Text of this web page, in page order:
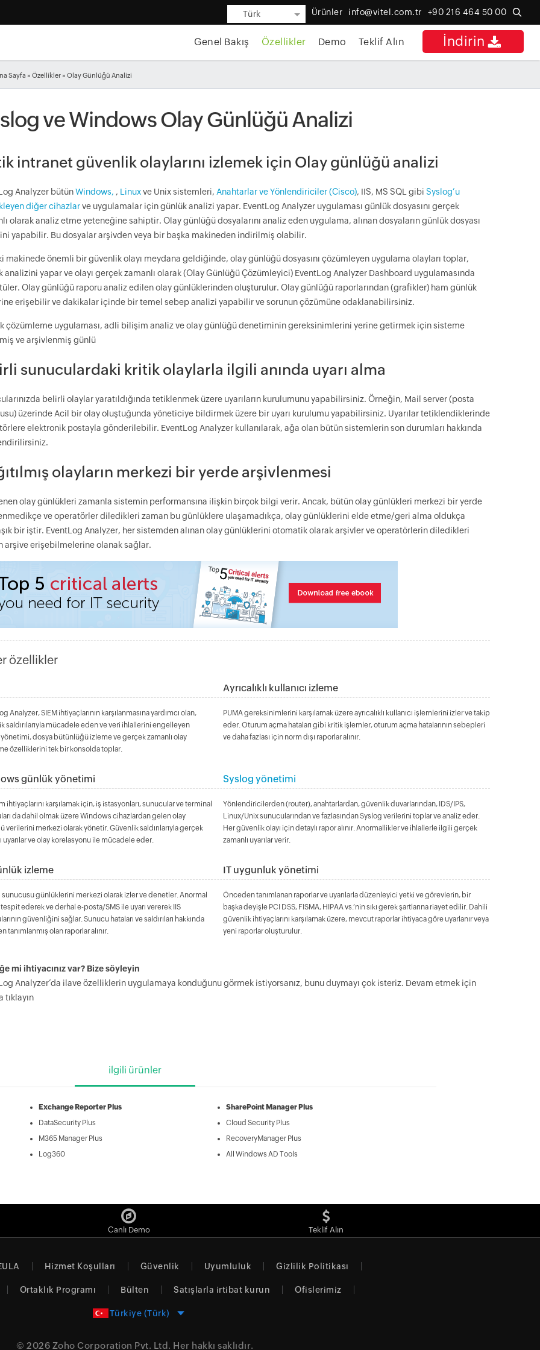
Türk Ürünler info@vitel.com.tr +90 216 464 50 00
İndirin
Genel Bakış Özellikler Demo Teklif Alın
Sayfa »Özellikler » Olay Günlüğü Analizi
ve Windows Olay Günlüğü Analizi
intranet güvenlik olaylarını izlemek için Olay günlüğü analizi
Analyzer bütünWindows, , Linuxve Unix sistemleri, Anahtarlar ve Yönlendiriciler (Cisco), IIS, MS SQL gibi Syslog’u
diğer cihazlarve uygulamalar için günlük analizi yapar. EventLog Analyzer uygulaması günlük dosyasını gerçek
olarak analiz etme yeteneğine sahiptir. Olay günlüğü dosyalarını analiz eden uygulama, alınan dosyaların günlük dosyası
yapabilir. Bu dosyalar arşivden veya bir başka makineden indirilmiş olabilir.
makinede önemli bir güvenlik olayı meydana geldiğinde, olay günlüğü dosyasını çözümleyen uygulama olayları toplar,
analizini yapar ve olayı gerçek zamanlı olarak (Olay Günlüğü Çözümleyici) EventLog Analyzer Dashboard uygulamasında
Olay günlüğü raporu analiz edilen olay günlüklerinden oluşturulur. Olay günlüğü raporlarından (grafikler) ham günlük
erişebilir ve dakikalar içinde bir temel sebep analizi yapabilir ve sorunun çözümüne odaklanabilirsiniz.
çözümleme uygulaması, adli bilişim analiz ve olay günlüğü denetiminin gereksinimlerini yerine getirmek için sisteme
ve arşivlenmiş günlü
sunuculardaki kritik olaylarla ilgili anında uyarı alma
belirli olaylar yaratıldığında tetiklenmek üzere uyarıların kurulumunu yapabilirsiniz. Örneğin, Mail server (posta
üzerinde Acil bir olay oluştuğunda yöneticiye bildirmek üzere bir uyarı kurulumu yapabilirsiniz. Uyarılar tetiklendiklerinde
elektronik postayla gönderilebilir. EventLog Analyzer kullanılarak, ağa olan bütün sistemlerin son durumları hakkında
olayların merkezi bir yerde arşivlenmesi
olay günlükleri zamanla sistemin performansına ilişkin birçok bilgi verir. Ancak, bütün olay günlükleri merkezi bir yerde
ve operatörler diledikleri zaman bu günlüklere ulaşamadıkça, olay günlüklerini elde etme/geri alma oldukça
bir iştir. EventLog Analyzer, her sistemden alınan olay günlüklerini otomatik olarak arşivler ve operatörlerin diledikleri
arşive erişebilmelerine olanak sağlar.
özellikler
Analyzer, SIEM ihtiyaçlarının karşılanmasına yardımcı olan,
saldırılarıyla mücadele eden ve veri ihlallerini engelleyen
dosya bütünlüğü izleme ve gerçek zamanlı olay
özelliklerini tek bir konsolda toplar.
Ayrıcalıklı kullanıcı izleme
PUMA gereksinimlerini karşılamak üzere ayrıcalıklı kullanıcı işlemlerini izler ve takip
eder. Oturum açma hataları gibi kritik işlemler, oturum açma hatalarının sebepleri
ve daha fazlası için norm dışı raporlar alınır.
günlük yönetimi
ihtiyaçlarını karşılamak için, iş istasyonları, sunucular ve terminal
da dahil olmak üzere Windows cihazlardan gelen olay
verilerini merkezi olarak yönetir. Güvenlik saldırılarıyla gerçek
uyarılar ve olay korelasyonu ile mücadele eder.
Syslog yönetimi
Yönlendiricilerden (router), anahtarlardan, güvenlik duvarlarından, IDS/IPS,
Linux/Unix sunucularından ve fazlasından Syslog verilerini toplar ve analiz eder.
Her güvenlik olayı için detaylı rapor alınır. Anormallikler ve ihlallerle ilgili gerçek
zamanlı uyarılar verir.
izleme
sunucusu günlüklerini merkezi olarak izler ve denetler. Anormal
tespit ederek ve derhal e-posta/SMS ile uyarı vererek IIS
güvenliğini sağlar. Sunucu hataları ve saldırıları hakkında
tanımlanmış olan raporlar alınır.
IT uygunluk yönetimi
Önceden tanımlanan raporlar ve uyarılarla düzenleyici yetki ve görevlerin, bir
başka deyişle PCI DSS, FISMA, HIPAA vs.’nin sıkı gerek şartlarına riayet edilir. Dahili
güvenlik ihtiyaçlarını karşılamak üzere, mevcut raporlar ihtiyaca göre uyarlanır veya
yeni raporlar oluşturulur.
mi ihtiyacınız var? Bize söyleyin
Analyzer’da ilave özelliklerin uygulamaya konduğunu görmek istiyorsanız, bunu duymayı çok isteriz. Devam etmek için
tıklayın
ilgili ürünler
Exchange Reporter Plus
DataSecurity Plus
M365 Manager Plus
Log360
SharePoint Manager Plus
Cloud Security Plus
RecoveryManager Plus
All Windows AD Tools
Canlı Demo Teklif Alın
Hizmet Koşulları Güvenlik Uyumluluk Gizlilik Politikası
Ortaklık Programı Bülten Satışlarla irtibat kurun Ofislerimiz
Türkiye (Türk)
© 2026 Zoho Corporation Pvt. Ltd. Her hakkı saklıdır.